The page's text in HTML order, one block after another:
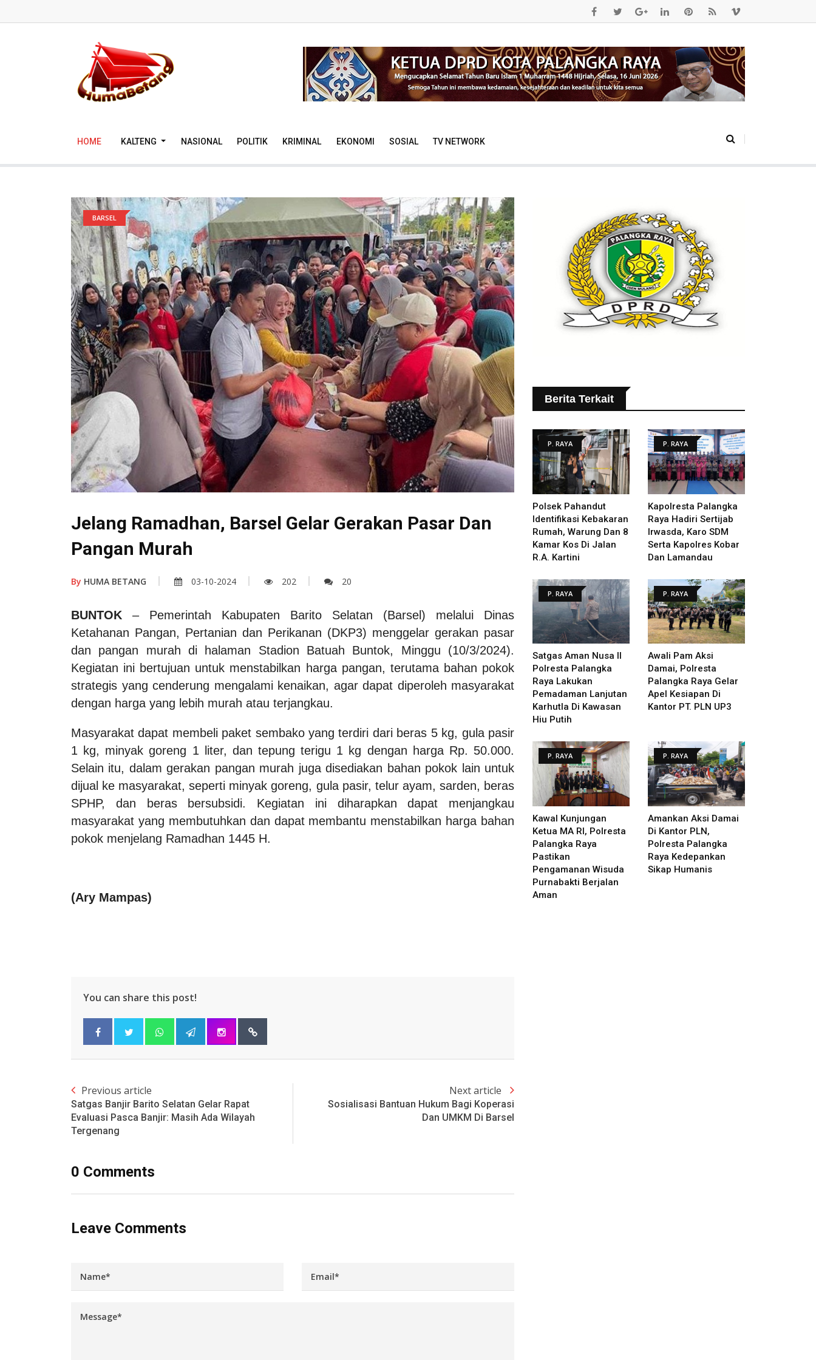
HOME KALTENG NASIONAL POLITIK KRIMINAL EKONOMI SOSIAL TV NETWORK
BARSEL
Jelang Ramadhan, Barsel Gelar Gerakan Pasar Dan
Pangan Murah
By HUMA BETANG 03-10-2024 202 20
BUNTOK – Pemerintah Kabupaten Barito Selatan (Barsel) melalui Dinas
Ketahanan Pangan, Pertanian dan Perikanan (DKP3) menggelar gerakan pasar
dan pangan murah di halaman Stadion Batuah Buntok, Minggu (10/3/2024).
Kegiatan ini bertujuan untuk menstabilkan harga pangan, terutama bahan pokok
strategis yang cenderung mengalami kenaikan, agar dapat diperoleh masyarakat
dengan harga yang lebih murah atau terjangkau.
Masyarakat dapat membeli paket sembako yang terdiri dari beras 5 kg, gula pasir
1 kg, minyak goreng 1 liter, dan tepung terigu 1 kg dengan harga Rp. 50.000.
Selain itu, dalam gerakan pangan murah juga disediakan bahan pokok lain untuk
dijual ke masyarakat, seperti minyak goreng, gula pasir, telur ayam, sarden, beras
SPHP, dan beras bersubsidi. Kegiatan ini diharapkan dapat menjangkau
masyarakat yang membutuhkan dan dapat membantu menstabilkan harga bahan
pokok menjelang Ramadhan 1445 H.
(Ary Mampas)
You can share this post!
Previous article
Satgas Banjir Barito Selatan Gelar Rapat
Evaluasi Pasca Banjir: Masih Ada Wilayah
Tergenang
Next article
Sosialisasi Bantuan Hukum Bagi Koperasi
Dan UMKM Di Barsel
0 Comments
Leave Comments
Berita Terkait
P. RAYA
Polsek Pahandut
Identifikasi Kebakaran
Rumah, Warung Dan 8
Kamar Kos Di Jalan
R.A. Kartini
P. RAYA
Kapolresta Palangka
Raya Hadiri Sertijab
Irwasda, Karo SDM
Serta Kapolres Kobar
Dan Lamandau
P. RAYA
Satgas Aman Nusa II
Polresta Palangka
Raya Lakukan
Pemadaman Lanjutan
Karhutla Di Kawasan
Hiu Putih
P. RAYA
Awali Pam Aksi
Damai, Polresta
Palangka Raya Gelar
Apel Kesiapan Di
Kantor PT. PLN UP3
P. RAYA
Kawal Kunjungan
Ketua MA RI, Polresta
Palangka Raya
Pastikan
Pengamanan Wisuda
Purnabakti Berjalan
Aman
P. RAYA
Amankan Aksi Damai
Di Kantor PLN,
Polresta Palangka
Raya Kedepankan
Sikap Humanis